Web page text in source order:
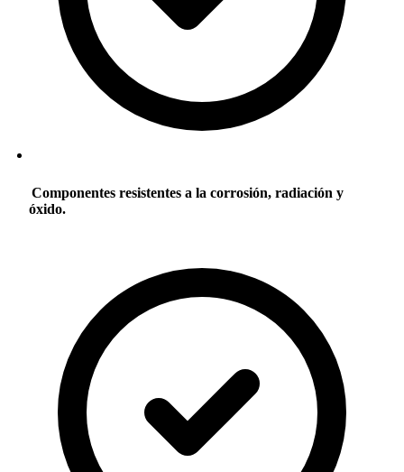
Componentes resistentes a la corrosión, radiación y
óxido.